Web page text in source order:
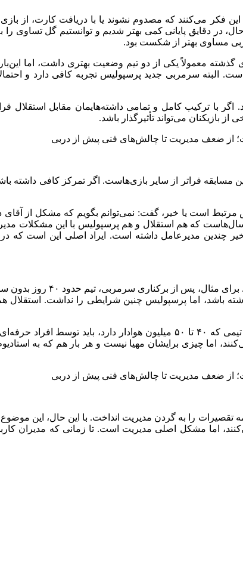
این فکر می‌کنند که مصدوم نشوند یا با دریافت کارت، از
در دقایق پایانی کمی بهتر شدیم و توانستیم گل تساوی
مساوی بهتر از شکست بود.
معمولاً یکی از دو تیم وضعیت بهتری داشت، اما
سرمربی جدید پرسپولیس تجربه کافی دارد و
اگر با ترکیب کامل و تمامی داشته‌هایمان مقابل استقلال
فراتر از سایر بازی‌هاست. اگر تمرکز کافی داشته
مرتبط است یا خیر، گفت: نمی‌توانم بگویم که مشکل از
که هم استقلال و هم پرسپولیس با این مشکلات
دو باشگاه حدود ۷ تا ۱۰ مدیرعامل عوض کرده‌اند. پرسپولیس در ۶-۷ سال اخیر چندین مدیرعامل
وی افزود: وقتی مدیران غیرورزشی در
باشد، اما پرسپولیس چنین شرایطی را نداشت.
انتظاری تأکید کرد: باشگاه بزرگی مثل پرسپولیس به مدیرانی در حد و اندازه خودش نیاز دارد.
اما چیزی برایشان مهیا نیست و هر بار هم که به
تقصیرات را به گردن مدیریت انداخت. با این حال، این
اما مشکل اصلی مدیریت است. تا زمانی که مدیران